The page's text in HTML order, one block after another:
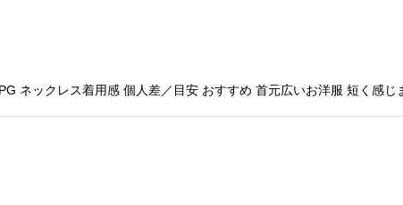
ネックレス着用感 個人差／目安 おすすめ 首元広いお洋服 短く感じ